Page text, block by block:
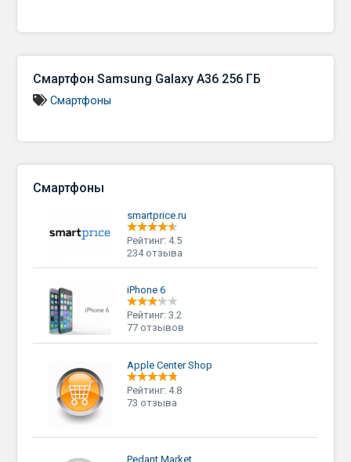
Смартфон Samsung Galaxy A36 256 ГБ
Смартфоны
Смартфоны
smartprice.ru
Рейтинг: 4.5
234 отзыва
iPhone 6
Рейтинг: 3.2
77 отзывов
Apple Center Shop
Рейтинг: 4.8
73 отзыва
Pedant.Market